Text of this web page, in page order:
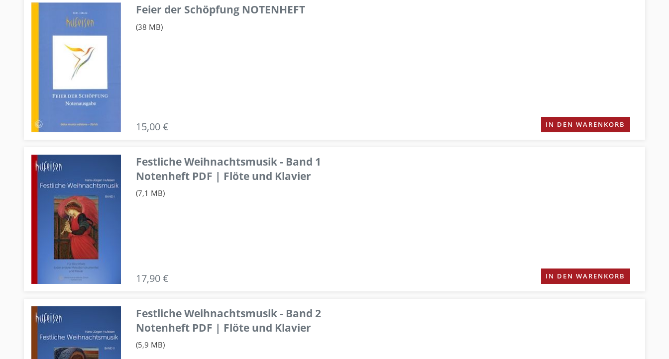
Feier der Schöpfung NOTENHEFT
(38 MB)
15,00 € IN DEN WARENKORB
Festliche Weihnachtsmusik - Band 1
Notenheft PDF | Flöte und Klavier
(7,1 MB)
17,90 € IN DEN WARENKORB
Festliche Weihnachtsmusik - Band 2
Notenheft PDF | Flöte und Klavier
(5,9 MB)